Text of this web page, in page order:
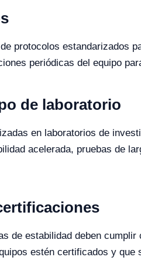
protocolos estandarizados
periódicas del equipo
de laboratorio
en laboratorios de
acelerada, pruebas de
de estabilidad deben
estén certificados y